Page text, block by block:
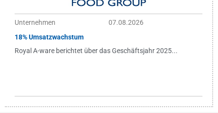
Unternehmen
07.08.2026
18% Umsatzwachstum
Royal A-ware berichtet über das Geschäftsjahr 2025...